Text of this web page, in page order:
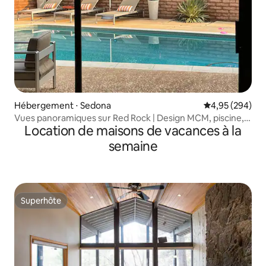
Hébergement ⋅ Sedona Évaluation
4,95 (294)
Vues panoramiques sur Red Rock | Design MCM, piscine,
spaLocation de maisons de vacances à la
semaine
Superhôte
Superhôte